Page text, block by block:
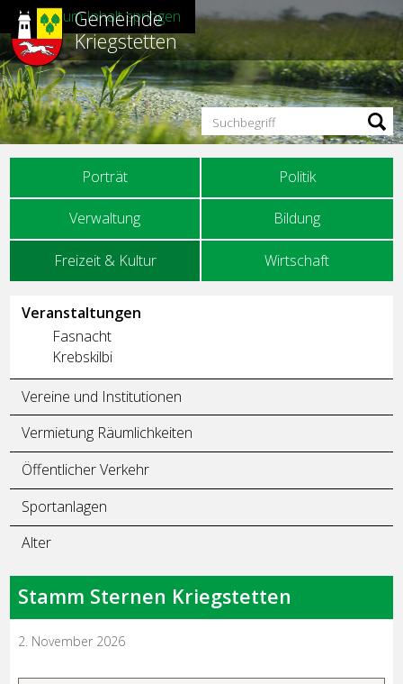
Direkt zum Inhalt springen
Hauptnavigation
Porträt Politik
Verwaltung Bildung
Freizeit & Kultur Wirtschaft
Gemeinde
Kriegstetten
Suchbegriff
Unternavigation
Veranstaltungen
Fasnacht
Krebskilbi
Vereine und Institutionen
Vermietung Räumlichkeiten
Öffentlicher Verkehr
Sportanlagen
Alter
Stamm Sternen Kriegstetten
2. November 2026